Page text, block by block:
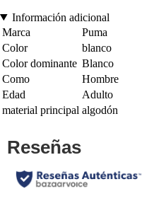
Información adicional
Marca
Puma
Color
blanco
Color dominante Blanco
Como
Hombre
Edad
Adulto
material principal algodón